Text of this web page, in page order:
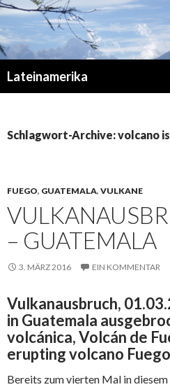
Lateinamerika
Schlagwort-Archive: volcano
FUEGO, GUATEMALA, VULKANE
– GUATEMALA
3. MÄRZ 2016 EIN KOMMENTAR
Vulkanausbruch,
in Guatemala
volcánica, Volcán de
erupting volcano
Bereits zum vierten Mal in